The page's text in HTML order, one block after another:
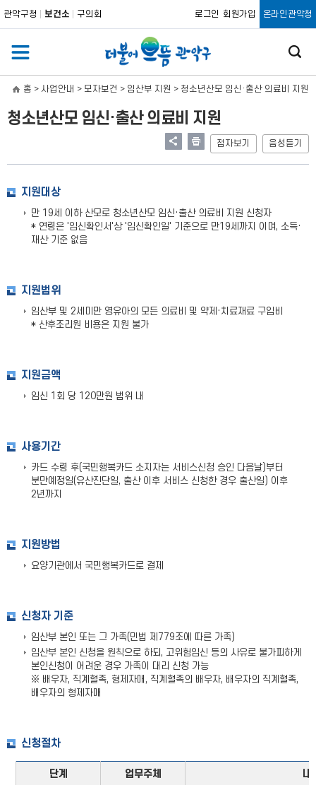
관악구청 보건소 구의회 로그인 회원가입 온라인관악청
홈 > 사업안내 > 모자보건 > 임산부 지원 > 청소년산모 임신·출산 의료비 지원
청소년산모 임신·출산 의료비 지원
점자보기 음성듣기
지원대상
만 19세 이하 산모로 청소년산모 임신·출산 의료비 지원 신청자
* 연령은 '임신확인서'상 '임신확인일' 기준으로 만19세까지 이며, 소득·
재산 기준 없음
지원범위
임산부 및 2세미만 영유아의 모든 의료비 및 약제·치료재료 구입비
* 산후조리원 비용은 지원 불가
지원금액
임신 1회 당 120만원 범위 내
사용기간
카드 수령 후(국민행복카드 소지자는 서비스신청 승인 다음날)부터
분만예정일(유산진단일, 출산 이후 서비스 신청한 경우 출산일) 이후
2년까지
지원방법
요양기관에서 국민행복카드로 결제
신청자 기준
임산부 본인 또는 그 가족(민법 제779조에 따른 가족)
임산부 본인 신청을 원칙으로 하되, 고위험임신 등의 사유로 불가피하게
본인신청이 어려운 경우 가족이 대리 신청 가능
※ 배우자, 직계혈족, 형제자매, 직계혈족의 배우자, 배우자의 직계혈족,
배우자의 형제자매
신청절차
단계 업무주체 내